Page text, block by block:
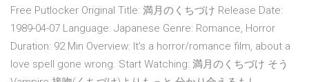
Free Putlocker Original Title: 満月のくちづけ Release Date:
1989-04-07 Language: Japanese Genre: Romance, Horror
Duration: 92 Min Overview: It's a horror/romance film, about a
love spell gone wrong. Start Watching: 満月のくちづけ そう